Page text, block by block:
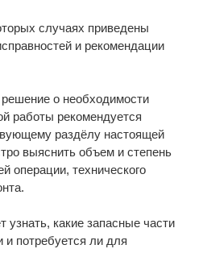
случаях приведены
и рекомендации
о необходимости
работы рекомендуется
раздёлу настоящей
выяснить объем и степень
операции, технического
узнать, какие запасные части
и потребуется ли для